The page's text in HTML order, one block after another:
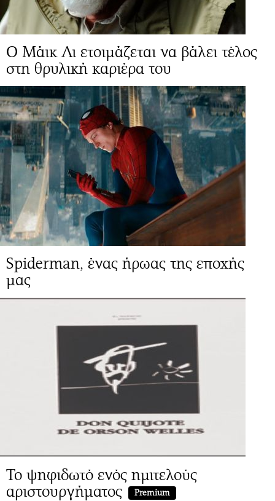
Ο Μάικ Λι ετοιμάζεται να βάλει τέλος
στη θρυλική καριέρα του
Spiderman, ένας ήρωας της εποχής
μας
Το ψηφιδωτό ενός ημιτελούς
αριστουργήματος
Premium